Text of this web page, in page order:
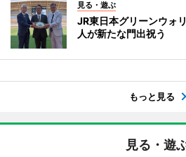
見る・遊ぶ
JR東日本グリーンウ
人が新たな門出祝う
もっと見る
見る・遊